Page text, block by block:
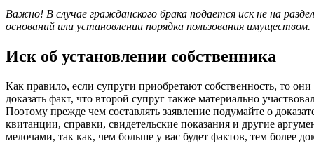
Важно! В случае гражданского брака подается иск не на
оснований или установлении порядка пользования имуществом.
Иск об установлении собственника
Как правило, если супруги приобретают собственность, то
доказать факт, что второй супруг также материально
Поэтому прежде чем составлять заявление подумайте о
квитанции, справки, свидетельские показания и другие
мелочами, так как, чем больше у вас будет фактов, тем более